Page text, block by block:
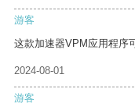
游客
这款加速器VPM应用程序
2024-08-01
游客